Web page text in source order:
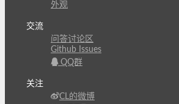
外观
交流
问答讨论区
Github Issues
QQ群
关注
CL的微博